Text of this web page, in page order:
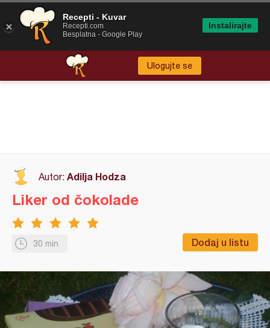
Ulogujte se
Autor: Adilja Hodza
30 min Dodaj u listu
Liker od čokolade
Recepti - Kuvar
Recepti.com
Besplatna - Google Play
Instalirajte